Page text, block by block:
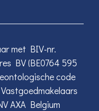
met BIV-nr.
BV (BE0764 595
code
AXA Belgium